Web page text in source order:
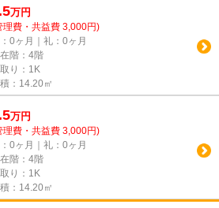
万円
理費・共益費 3,000円)
0ヶ月｜礼：0ヶ月
階：4階
り：1K
：14.20㎡
万円
理費・共益費 3,000円)
0ヶ月｜礼：0ヶ月
階：4階
り：1K
：14.20㎡